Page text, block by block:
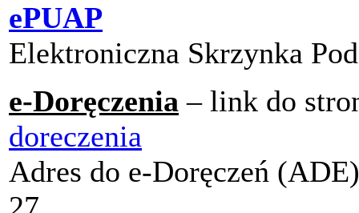
ePUAP
Elektroniczna Skrzynka
e-Doręczenia – link do
doreczenia
Adres do e-Doręczeń